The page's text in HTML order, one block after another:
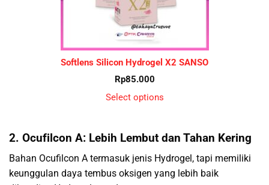
Softlens Silicon Hydrogel X2 SANSO
Rp85.000
Select options
2. Ocufilcon A: Lebih Lembut dan Tahan Kering
Bahan Ocufilcon A termasuk jenis Hydrogel, tapi memiliki
keunggulan daya tembus oksigen yang lebih baik